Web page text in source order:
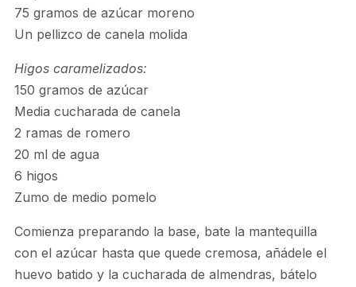
75 gramos de azúcar moreno
Un pellizco de canela molida
Higos caramelizados:
150 gramos de azúcar
Media cucharada de canela
2 ramas de romero
20 ml de agua
6 higos
Zumo de medio pomelo
Comienza preparando la base, bate la mantequilla
con el azúcar hasta que quede cremosa, añádele el
huevo batido y la cucharada de almendras, bátelo